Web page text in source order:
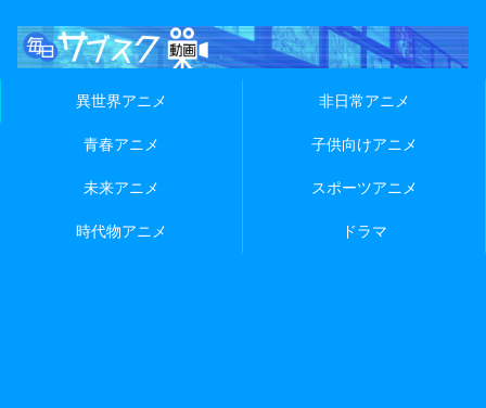
異世界アニメ 非日常アニメ
青春アニメ 子供向けアニメ
未来アニメ スポーツアニメ
時代物アニメ ドラマ